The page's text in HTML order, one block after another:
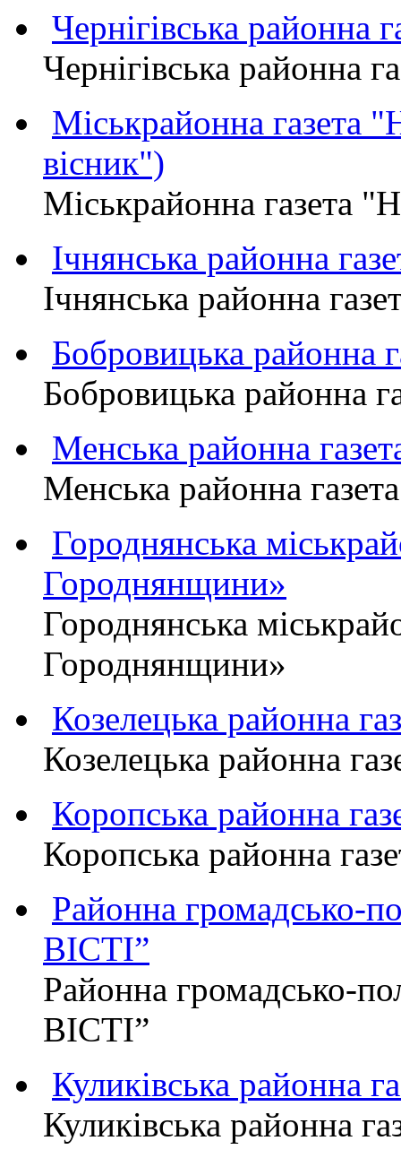
Чернігівська
Чернігівська
Міськрайонна
вісник")
Міськрайонна газета
Ічнянська районна
Ічнянська районна
Бобровицька
Бобровицька
Менська районна
Менська районна
Городнянська
Городнянщини»
Городнянська
Городнянщини»
Козелецька районна
Козелецька районна
Коропська районна
Коропська районна
Районна громадсько-
ВІСТІ”
Районна громадсько-
ВІСТІ”
Куликівська районна
Куликівська районна